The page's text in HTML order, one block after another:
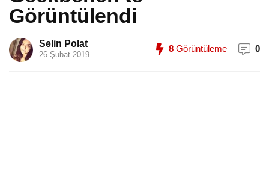
Görüntülendi
Selin Polat
26 Şubat 2019
8 Görüntüleme 0